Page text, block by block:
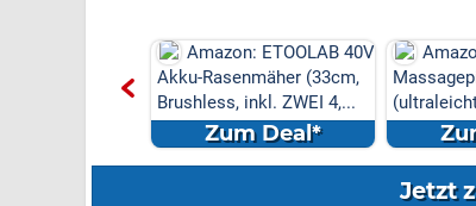
Amazon: Clowturn Mini
Massagepistole
(ultraleicht, nur 230g, ideal
...
Zum Deal*
starker
Jetzt